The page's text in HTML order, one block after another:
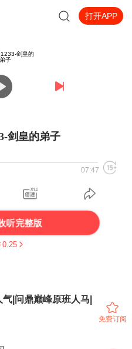
打开APP
剑皇的弟子
07:47
听完整版
0.25
|问鼎巅峰原班人马|
免费订阅